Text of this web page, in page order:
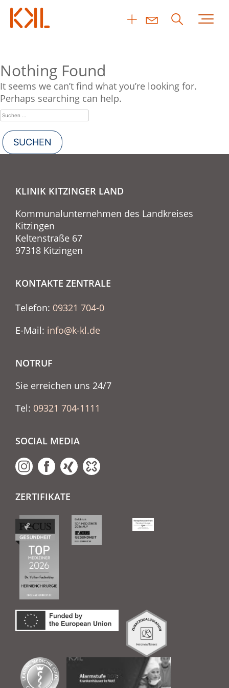
Nothing Found
It seems we can’t find what you’re looking for.
Perhaps searching can help.
KLINIK KITZINGER LAND
Kommunalunternehmen des Landkreises
Kitzingen
Keltenstraße 67
97318 Kitzingen
KONTAKTE ZENTRALE
Telefon: 09321 704-0
E-Mail: info@k-kl.de
NOTRUF
Sie erreichen uns 24/7
Tel: 09321 704-1111
SOCIAL MEDIA
ZERTIFIKATE